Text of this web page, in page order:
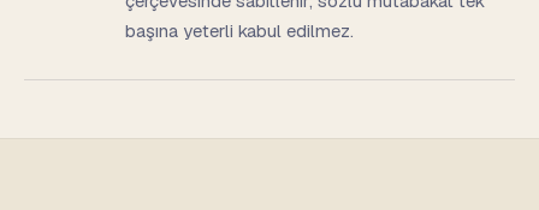
başına yeterli kabul edilmez.